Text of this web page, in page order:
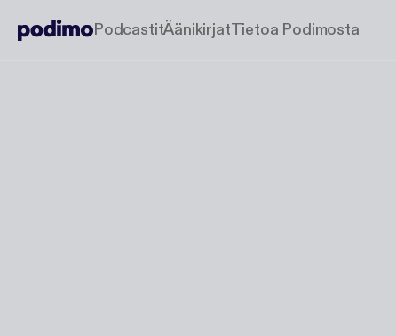
PodcastitÄänikirjatTietoa Podimosta